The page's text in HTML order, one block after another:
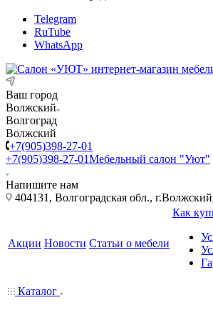
Telegram
RuTube
WhatsApp
Ваш город
Волжский
Волгоград
Волжский
+7(905)398-27-01
+7(905)398-27-01Мебельный салон "Уют"
Напишите нам
404131, Волгоградская обл.,
Акции Новости Статьи о мебели
Как
Каталог